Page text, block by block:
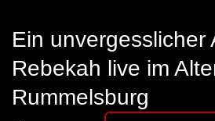
Ein unvergesslicher
Rebekah live im
Rummelsburg